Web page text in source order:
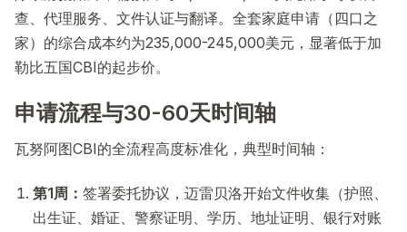
查、代理服务、文件认证与翻译。全套家庭申请（四口之
家）的综合成本约为235,000-245,000美元，显著低于加
勒比五国CBI的起步价。
申请流程与30-60天时间轴
瓦努阿图CBI的全流程高度标准化，典型时间轴：
第1周： 签署委托协议，迈雷贝洛开始文件收集（护照、
出生证、婚证、警察证明、学历、地址证明、银行对账